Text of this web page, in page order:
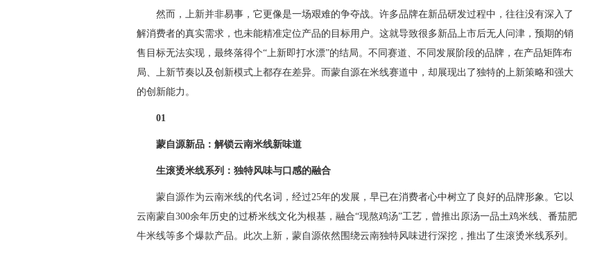
然而，上新并非易事，它更像是一场艰难的争夺战。许多品牌在新品研发过程中，往往没有深入了
解消费者的真实需求，也未能精准定位产品的目标用户。这就导致很多新品上市后无人问津，预期的销
售目标无法实现，最终落得个“上新即打水漂”的结局。不同赛道、不同发展阶段的品牌，在产品矩阵布
局、上新节奏以及创新模式上都存在差异。而蒙自源在米线赛道中，却展现出了独特的上新策略和强大
的创新能力。
01
蒙自源新品：解锁云南米线新味道
生滚烫米线系列：独特风味与口感的融合
蒙自源作为云南米线的代名词，经过25年的发展，早已在消费者心中树立了良好的品牌形象。它以
云南蒙自300余年历史的过桥米线文化为根基，融合“现熬鸡汤”工艺，曾推出原汤一品土鸡米线、番茄肥
牛米线等多个爆款产品。此次上新，蒙自源依然围绕云南独特风味进行深挖，推出了生滚烫米线系列。